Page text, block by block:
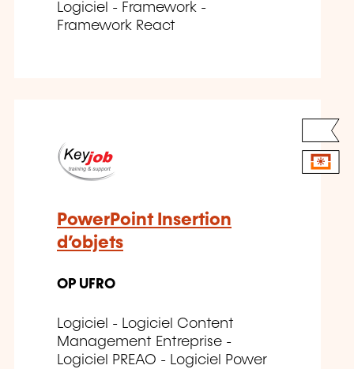
Logiciel - Framework -
Framework React
PowerPoint Insertion
d’objets
OP UFRO
Logiciel - Logiciel Content
Management Entreprise -
Logiciel PREAO - Logiciel Power